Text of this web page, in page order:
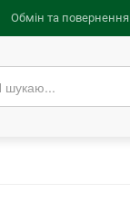
Обмін та повернення